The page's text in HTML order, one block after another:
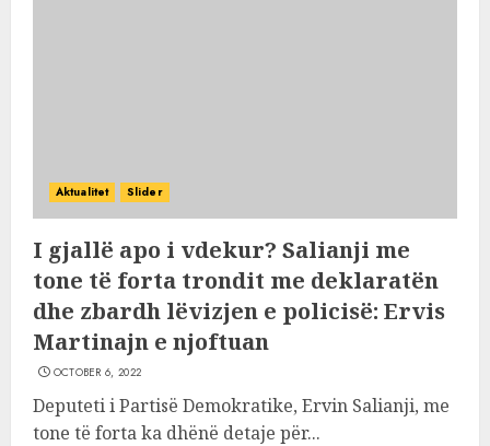
Aktualitet Slider
I gjallë apo i vdekur? Salianji me
tone të forta trondit me deklaratën
dhe zbardh lëvizjen e policisë: Ervis
Martinajn e njoftuan
OCTOBER 6, 2022
Deputeti i Partisë Demokratike, Ervin Salianji, me
tone të forta ka dhënë detaje për...